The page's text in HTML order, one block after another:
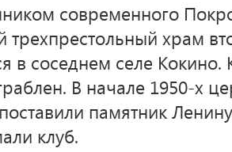
современного
храм
в соседнем селе Кокино.
В начале 1950-х
памятник
клуб.